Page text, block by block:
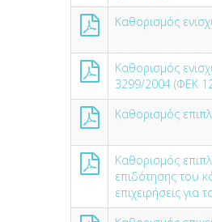
Καθορισμός
Καθορισμός
3299/2004 (ΦΕΚ
Καθορισμός
Καθορισμός
επιδότησης του
επιχειρήσεις